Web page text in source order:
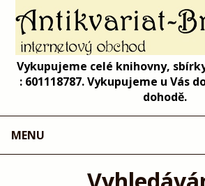
Vykupujeme celé knihovny,
: 601118787. Vykupujeme u Vás
dohodě.
MENU